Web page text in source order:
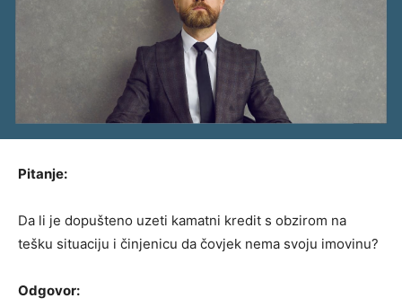
Pitanje:
Da li je dopušteno uzeti kamatni kredit s obzirom na
tešku situaciju i činjenicu da čovjek nema svoju imovinu?
Odgovor: